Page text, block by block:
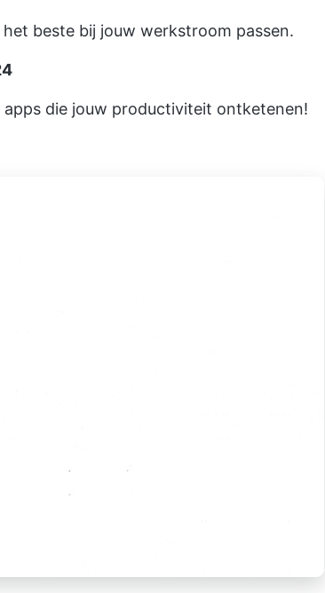
beste bij jouw werkstroom passen.
die jouw productiviteit ontketenen!